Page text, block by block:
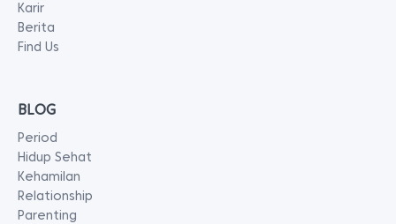
Karir
Berita
Find Us
BLOG
Period
Hidup Sehat
Kehamilan
Relationship
Parenting